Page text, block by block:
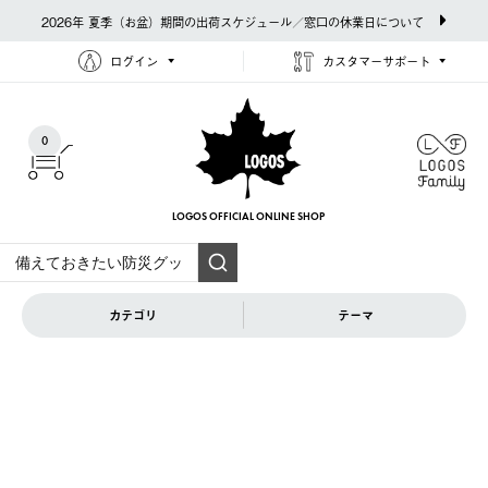
2026年 夏季（お盆）期間の出荷スケジュール／窓口の休業日について
ログイン カスタマーサポート
0
LOGOS OFFICIAL ONLINE SHOP
カテゴリ テーマ